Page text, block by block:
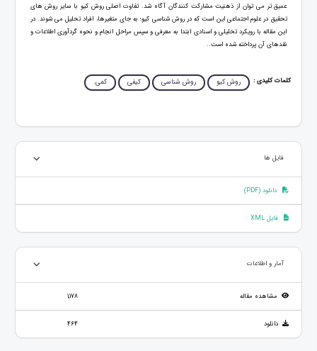
عمیق تر می توان از ذهنیت مشارکت کنندگان آگاه شد. تفاوت اصلی روش کیو با سایر روش های
تحقیق در علوم اجتماعی این است که در روش شناسی کیو؛ به جای متغیرها، افراد تحلیل می شوند. در
این مقاله با رویکرد تحلیلی و اسنادی ابتدا به معرفی و سپس مراحل انجام و نحوه گردآوری اطلاعات و
نقدهای آن پرداخته شده است..
کلمات کلیدی : روش کیو روش شناسی کیفی کمی.
فایل ها
دانلود (PDF)
فایل XML
آمار و اطلاعات
مشاهده مقاله 1,178
دانلود 464